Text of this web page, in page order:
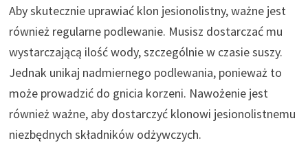
Aby skutecznie uprawiać klon jesionolistny, ważne jest
również regularne podlewanie. Musisz dostarczać mu
wystarczającą ilość wody, szczególnie w czasie suszy.
Jednak unikaj nadmiernego podlewania, ponieważ to
może prowadzić do gnicia korzeni. Nawożenie jest
również ważne, aby dostarczyć klonowi jesionolistnemu
niezbędnych składników odżywczych.